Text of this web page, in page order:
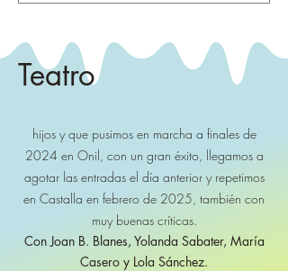
Teatro
hijos y que pusimos en marcha a finales de
2024 en Onil, con un gran éxito, llegamos a
agotar las entradas el día anterior y repetimos
en Castalla en febrero de 2025, también con
muy buenas críticas.
Con Joan B. Blanes, Yolanda Sabater, María
Casero y Lola Sánchez.